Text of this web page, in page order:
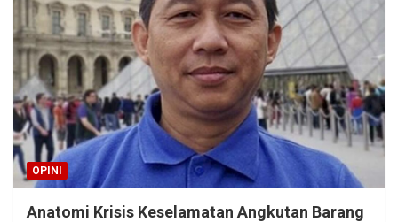
OPINI
Anatomi Krisis Keselamatan Angkutan Barang